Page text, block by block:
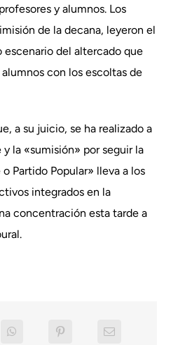
y alumnos. Los
de la decana, leyeron el
del altercado que
con los escoltas de
a su juicio, se ha realizado a
la «sumisión» por seguir la
Partido Popular» lleva a los
integrados en la
concentración esta tarde a